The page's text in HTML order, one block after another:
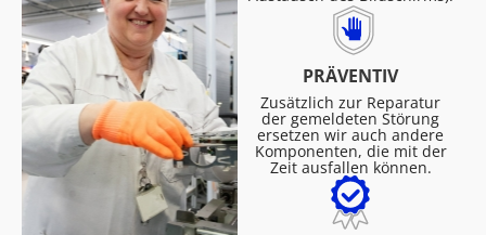
PRÄVENTIV
Zusätzlich zur Reparatur
der gemeldeten Störung
ersetzen wir auch andere
Komponenten, die mit der
Zeit ausfallen können.